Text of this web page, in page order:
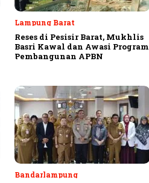
Lampung Barat
Reses di Pesisir Barat, Mukhlis
Basri Kawal dan Awasi Program
Pembangunan APBN
Bandarlampung